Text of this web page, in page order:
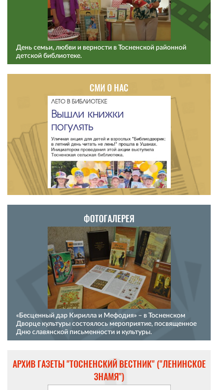
День семьи, любви и верности в Тосненской районной
детской библиотеке.
СМИ О НАС
ФОТОГАЛЕРЕЯ
«Бесценный дар Кирилла и Мефодия» – в Тосненском
Дворце культуры состоялось мероприятие, посвященное
Дню славянской письменности и культуры.
АРХИВ ГАЗЕТЫ "ТОСНЕНСКИЙ ВЕСТНИК" ("ЛЕНИНСКОЕ
ЗНАМЯ")